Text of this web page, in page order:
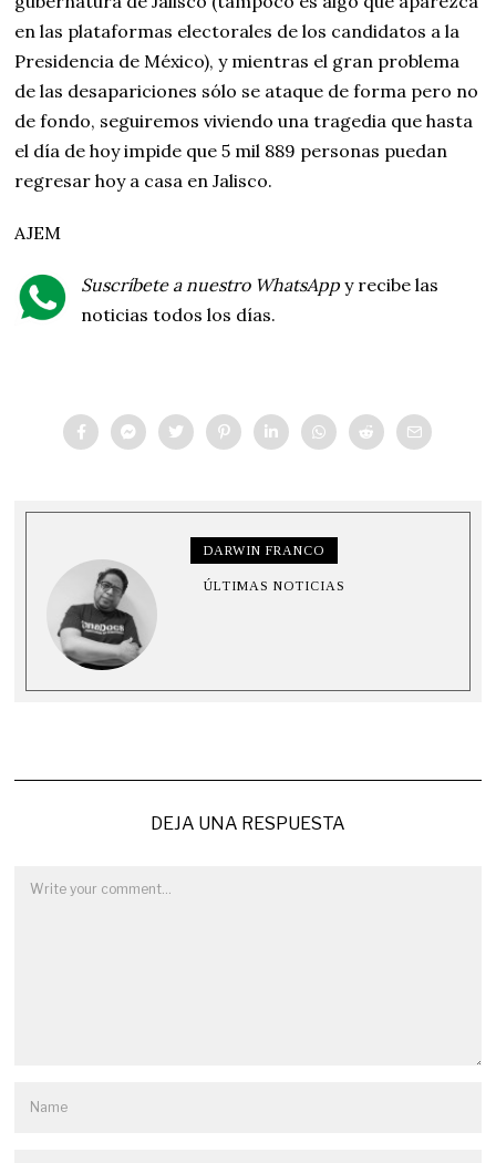
en las plataformas electorales de los candidatos a la
Presidencia de México), y mientras el gran problema
de las desapariciones sólo se ataque de forma pero no
de fondo, seguiremos viviendo una tragedia que hasta
el día de hoy impide que 5 mil 889 personas puedan
regresar hoy a casa en Jalisco.
AJEM
Suscríbete a nuestro WhatsApp y recibe las
noticias todos los días.
DARWIN FRANCO
ÚLTIMAS NOTICIAS
DEJA UNA RESPUESTA